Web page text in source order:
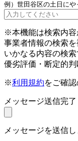
例）世田谷区の土日にや
※本機能は検索内容
事業者情報の検索を
いかなる内容の検
優劣評価・断定的判
※利用規約をご確
メッセージ送信完了
メッセージを送信し